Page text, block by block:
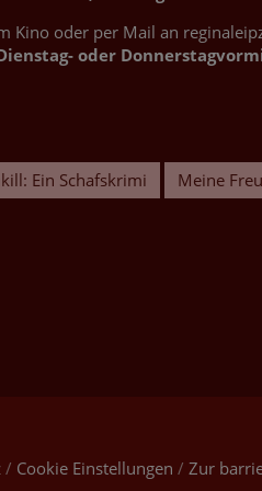
Kino oder per Mail an
oder
Ein Schafskrimi Meine
/ Cookie Einstellungen / Zur